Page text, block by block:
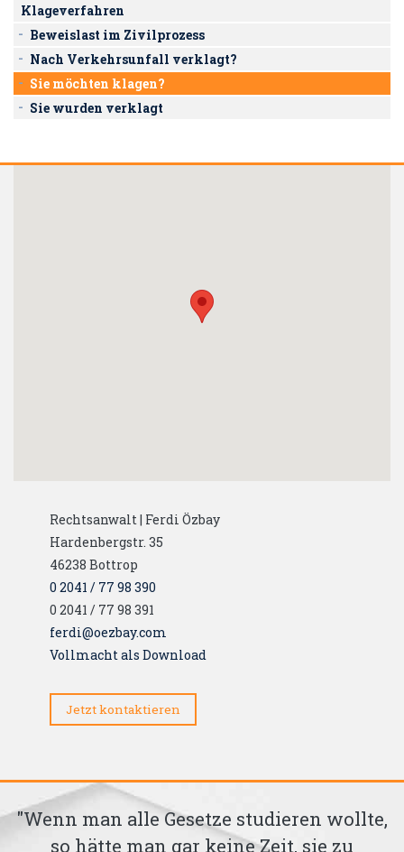
Klageverfahren
Beweislast im Zivilprozess
Nach Verkehrsunfall verklagt?
Sie möchten klagen?
Sie wurden verklagt
Rechtsanwalt | Ferdi Özbay
Hardenbergstr. 35
46238 Bottrop
0 2041 / 77 98 390
0 2041 / 77 98 391
ferdi@oezbay.com
Vollmacht als Download
Jetzt kontaktieren
"Wenn man alle Gesetze studieren wollte,
so hätte man gar keine Zeit, sie zu